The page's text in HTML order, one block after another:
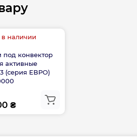
наличии
под конвектор
активные
(серия ЕВРО)
₴